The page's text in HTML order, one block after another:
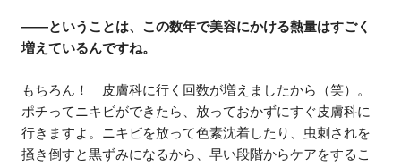
――ということは、この数年で美容にかける熱量はすごく
増えているんですね。
もちろん！ 皮膚科に行く回数が増えましたから（笑）。
ポチってニキビができたら、放っておかずにすぐ皮膚科に
行きますよ。ニキビを放って色素沈着したり、虫刺されを
掻き倒すと黒ずみになるから、早い段階からケアをするこ